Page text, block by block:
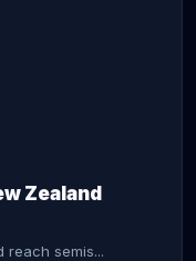
Zealand
reach semis...